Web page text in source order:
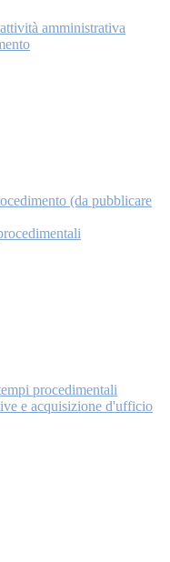
amministrativa
(da pubblicare
procedimentali
e acquisizione d'ufficio